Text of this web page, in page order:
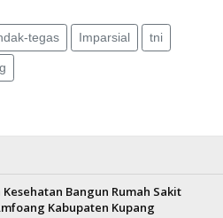
tegas Imparsial tni
Bangun Rumah Sakit
Kabupaten Kupang